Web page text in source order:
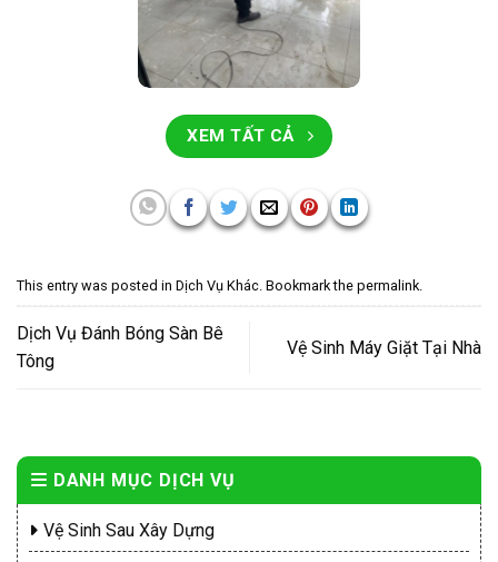
XEM TẤT CẢ
This entry was posted in Dịch Vụ Khác . Bookmark the permalink
Dịch Vụ Đánh Bóng Sàn Bê
Tông
Vệ Sinh Máy Giặt Tại Nhà
DANH MỤC DỊCH VỤ
Vệ Sinh Sau Xây Dựng